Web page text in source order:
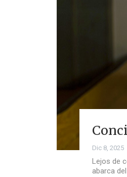
Dic 8, 2025
Lejos de
abarca